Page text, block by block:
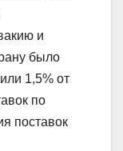
и
было
1,5% от
по
поставок